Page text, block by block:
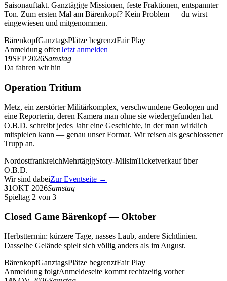
Saisonauftakt. Ganztägige Missionen, feste Fraktionen, entspannter
Ton. Zum ersten Mal am Bärenkopf? Kein Problem — du wirst
eingewiesen und mitgenommen.
BärenkopfGanztagsPlätze begrenztFair Play
Anmeldung offenJetzt anmelden
19SEP 2026Samstag
Da fahren wir hin
Operation Tritium
Metz, ein zerstörter Militärkomplex, verschwundene Geologen und
eine Reporterin, deren Kamera man ohne sie wiedergefunden hat.
O.B.D. schreibt jedes Jahr eine Geschichte, in der man wirklich
mitspielen kann — genau unser Format. Wir reisen als geschlossener
Trupp an.
NordostfrankreichMehrtägigStory-MilsimTicketverkauf über
O.B.D.
Wir sind dabeiZur Eventseite →
31OKT 2026Samstag
Spieltag 2 von 3
Closed Game Bärenkopf — Oktober
Herbsttermin: kürzere Tage, nasses Laub, andere Sichtlinien.
Dasselbe Gelände spielt sich völlig anders als im August.
BärenkopfGanztagsPlätze begrenztFair Play
Anmeldung folgtAnmeldeseite kommt rechtzeitig vorher